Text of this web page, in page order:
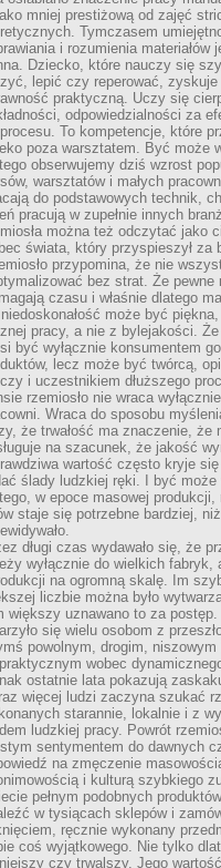
mniej prestiżową od zajęć
Tymczasem
i rozumienia materiałów
Dziecko, które nauczy się
lepić czy reperować,
praktyczną. Uczy się
odpowiedzialności za
To kompetencje, które
poza warsztatem. Być może
obserwujemy dziś wzrost
warsztatów i małych
do podstawowych technik,
pracują w zupełnie innych
można też odczytać jako
świata, który przyspieszył za
przypomina, że nie
bez strat. Że pewne
czasu i właśnie dlatego
może być
pracy, a nie z bylejakości. Że
być wyłącznie konsumentem
lecz może być twórcą,
i uczestnikiem dłuższego
rzemiosło nie wraca
Wraca do sposobu
że trwałość ma znaczenie, że
na szacunek, że jakość
wartość często kryje
ślady ludzkiej ręki. I być może
w epoce masowej produkcji,
staje się potrzebne bardziej,
długi czas wydawało się, że
wyłącznie do wielkich fabryk,
na ogromną skalę. Im
liczbie można było
większy uznawano to za postęp.
się wielu osobom z
powolnym, drogim, niszowym
wobec
ostatnie lata pokazują
więcej ludzi zaczyna szukać
starannie, lokalnie i z
ludzkiej pracy. Powrót
sentymentem do dawnych
na zmęczenie
i kulturą szybkiego
pełnym podobnych
w tysiącach sklepów i
ręcznie wykonany
coś wyjątkowego. Nie tylko
czy trwalszy. Jego